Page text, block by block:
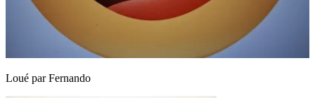
Loué parFernando